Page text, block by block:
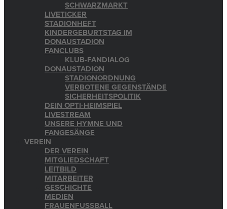
SCHWARZMARKT
LIVETICKER
STADIONHEFT
KINDERGEBURTSTAG IM
DONAUSTADION
FANCLUBS
KLUB-FANDIALOG
DONAUSTADION
STADIONORDNUNG
VERBOTENE GEGENSTÄNDE
SICHERHEITSPOLITIK
DEIN OPTI-HEIMSPIEL
LIVESTREAM
UNSERE HYMNE UND
FANGESÄNGE
VEREIN
DER VEREIN
MITGLIEDSCHAFT
LEITBILD
MITARBEITER
GESCHICHTE
MEDIEN
FRAUENFUSSBALL